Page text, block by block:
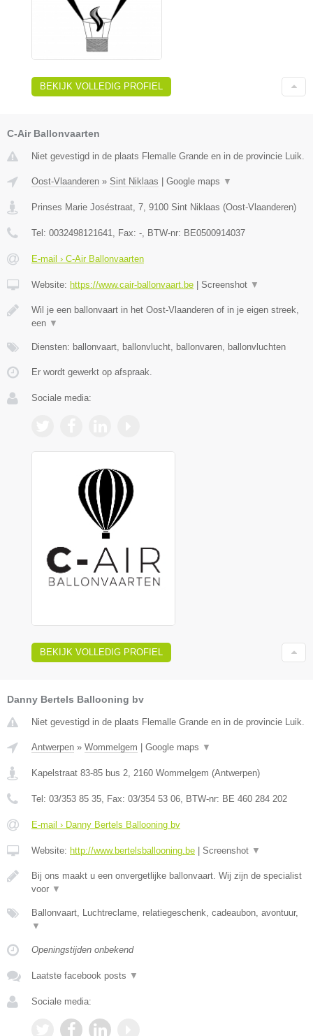
BEKIJK VOLLEDIG PROFIEL
C-Air Ballonvaarten
Niet gevestigd in de plaats Flemalle Grande en in de provincie Luik.
Oost-Vlaanderen » Sint Niklaas Google maps ▼
Prinses Marie Joséstraat, 7, 9100 Sint Niklaas (Oost-Vlaanderen)
Tel: 0032498121641, Fax: -, BTW-nr: BE0500914037
E-mail › C-Air Ballonvaarten
Website: https://www.cair-ballonvaart.be Screenshot ▼
Wil je een ballonvaart in het Oost-Vlaanderen of in je eigen streek,
een ▼
Diensten: ballonvaart, ballonvlucht, ballonvaren, ballonvluchten
Er wordt gewerkt op afspraak.
Sociale media:
BEKIJK VOLLEDIG PROFIEL
Danny Bertels Ballooning bv
Niet gevestigd in de plaats Flemalle Grande en in de provincie Luik.
Antwerpen » Wommelgem Google maps ▼
Kapelstraat 83-85 bus 2 2160 Wommelgem (Antwerpen)
Tel: 03/353 85 35 , Fax: 03/354 53 06 , BTW-nr: BE 460 284 202
E-mail › Danny Bertels Ballooning bv
Website: http://www.bertelsballooning.be Screenshot ▼
Bij ons maakt u een onvergetlijke ballonvaart. Wij zijn de specialist
voor ▼
Ballonvaart, Luchtreclame, relatiegeschenk, cadeaubon, avontuur,
▼
Openingstijden onbekend
Laatste facebook posts ▼
Sociale media: